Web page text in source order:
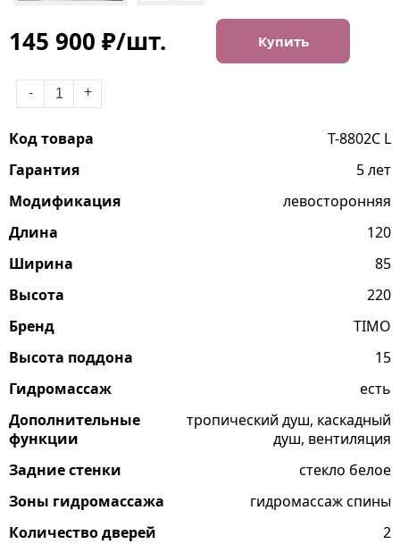
145 900 ₽/шт. Купить
- +
Код товара
T-8802C L
Гарантия
5 лет
Модификация
левосторонняя
Длина
120
Ширина
85
Высота
220
Бренд
TIMO
Высота поддона
15
Гидромассаж
есть
Дополнительные
функции
тропический душ, каскадный
душ, вентиляция
Задние стенки
стекло белое
Зоны гидромассажа
гидромассаж спины
Количество дверей
2